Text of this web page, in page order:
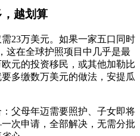
越划算
23万美元。如果一家五口同时
这在全球护照项目中几乎是最
元的投资移民，或其他加勒比
多缴数万美元的做法，安提瓜
父母年迈需要照护、子女即将
次申请，全部解决，无需分批